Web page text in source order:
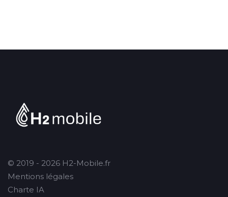
© 2019 - 2026 H2-Mobile.fr
Mentions légales
Charte IA